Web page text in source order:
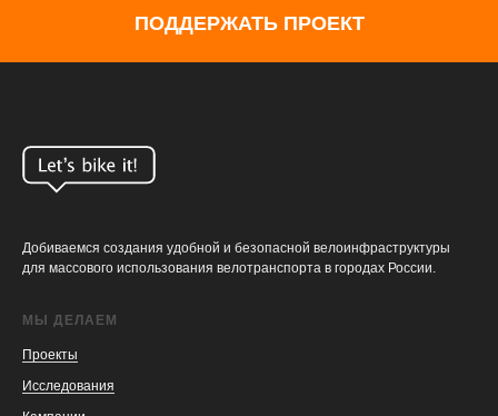
ПОДДЕРЖАТЬ ПРОЕКТ
Добиваемся создания удобной и безопасной велоинфраструктуры
для массового использования велотранспорта в городах России.
МЫ ДЕЛАЕМ
Проекты
Исследования